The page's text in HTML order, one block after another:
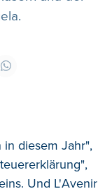
diesem Jahr",
Und L'Avenir